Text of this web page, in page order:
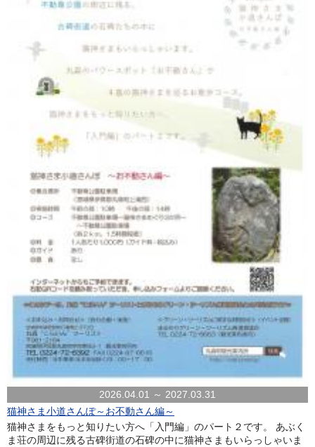
2026.04.01 ～ 2027.03.31
猫神さま小道さんぽ～お不動さん編～
猫神さまをもっと知りたい方へ「入門編」のパート２です。 あぶく
ま荘の周辺に残る古碑街道の石碑の中に猫神さまもいらっしゃいま